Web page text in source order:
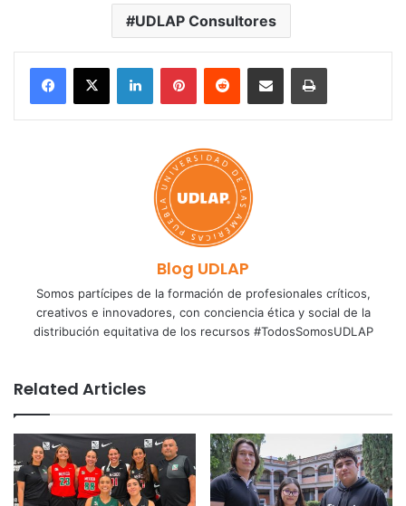
UDLAP Consultores
LinkedInPinterestReddit Share via Email Print
Blog UDLAP
Somos partícipes de la formación de profesionales críticos,
creativos e innovadores, con conciencia ética y social de la
distribución equitativa de los recursos #TodosSomosUDLAP
Related Articles